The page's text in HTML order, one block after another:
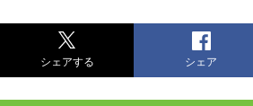
シェアする シェア